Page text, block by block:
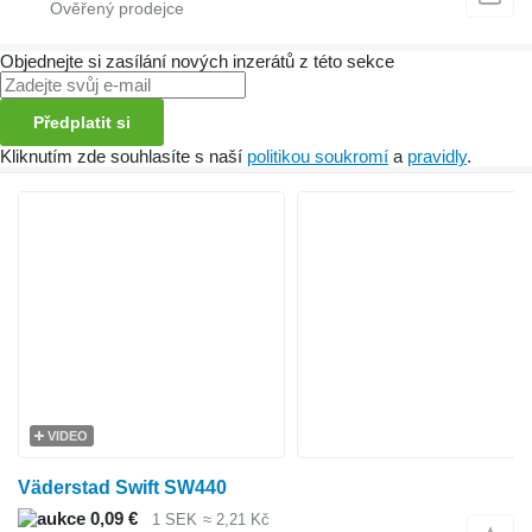
Objednejte si zasílání nových inzerátů z této sekce
Předplatit si
Kliknutím zde souhlasíte s naší politikou soukromí a pravidly.
VIDEO
Väderstad Swift SW440
0,09 €
1 SEK ≈ 2,21 Kč